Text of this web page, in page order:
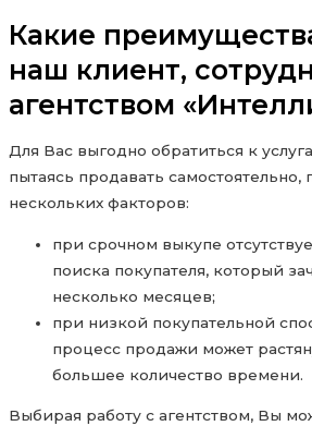
Какие
наш клиент,
агентством
Для Вас выгодно обратиться к
пытаясь продавать самостоятельно,
нескольких факторов:
при срочном выкупе
поиска покупателя, который
несколько месяцев;
при низкой покупательной
процесс продажи может
большее количество времени.
Выбирая работу с агентством, Вы